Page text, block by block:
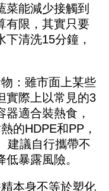
菜能減少接觸到
有限，其實只要
清洗15分鐘，
：雖市面上某些
實際上以常見的3
適合裝熱食，
的HDPE和PP，
建議自行攜帶不
暴露風險。
本身不等於塑化